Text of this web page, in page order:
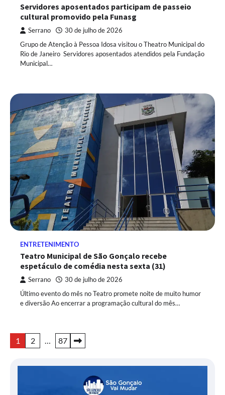
Servidores aposentados participam de passeio
cultural promovido pela Funasg
Serrano 30 de julho de 2026
Grupo de Atenção à Pessoa Idosa visitou o Theatro Municipal do
Rio de Janeiro Servidores aposentados atendidos pela Fundação
Municipal…
ENTRETENIMENTO
Teatro Municipal de São Gonçalo recebe
espetáculo de comédia nesta sexta (31)
Serrano 30 de julho de 2026
Último evento do mês no Teatro promete noite de muito humor
e diversão Ao encerrar a programação cultural do mês…
Paginação
1 2 … 87